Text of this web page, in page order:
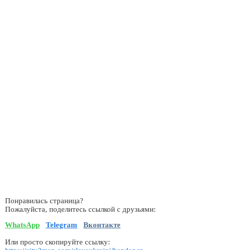
Понравилась страница?
Пожалуйста, поделитесь ссылкой с друзьями:
WhatsApp
Telegram Вконтакте
Или просто скопируйте ссылку: